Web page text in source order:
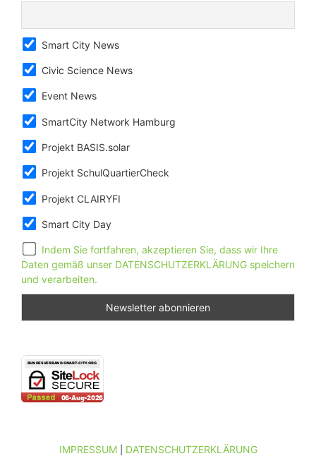
Smart City News
Civic Science News
Event News
SmartCity Network Hamburg
Projekt BASIS.solar
Projekt SchulQuartierCheck
Projekt CLAIRYFI
Smart City Day
Indem Sie fortfahren, akzeptieren Sie, dass wir Ihre
Daten gemäß unser DATENSCHUTZERKLÄRUNG speichern
und verarbeiten.
IMPRESSUM| DATENSCHUTZERKLÄRUNG